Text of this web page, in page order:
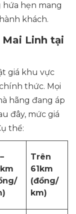
hứa hẹn mang
khách.
Linh tại
giá khu vực
thức. Mọi
hãng đang áp
đây, mức giá
thể:
Trên
61km
(đồng/
km)